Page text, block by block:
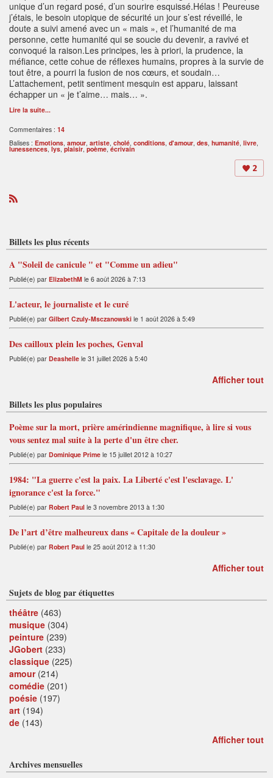
unique d’un regard posé, d’un sourire esquissé.Hélas ! Peureuse
j’étais, le besoin utopique de sécurité un jour s’est réveillé, le
doute a suivi amené avec un « mais », et l’humanité de ma
personne, cette humanité qui se soucie du devenir, a ravivé et
convoqué la raison.Les principes, les à priori, la prudence, la
méfiance, cette cohue de réflexes humains, propres à la survie de
tout être, a pourri la fusion de nos cœurs, et soudain…
L’attachement, petit sentiment mesquin est apparu, laissant
échapper un « je t’aime… mais… ».
Lire la suite...
Commentaires : 14
Balises : Emotions, amour, artiste, cholé, conditions, d'amour, des, humanité, livre,
lunessences, lys, plaisir, poème, écrivain
2
R
Billets les plus récents
A "Soleil de canicule " et "Comme un adieu"
Publié(e) par ElizabethM le 6 août 2026 à 7:13
L'acteur, le journaliste et le curé
Publié(e) par Gilbert Czuly-Msczanowski le 1 août 2026 à 5:49
Des cailloux plein les poches, Genval
Publié(e) par Deashelle le 31 juillet 2026 à 5:40
Afficher tout
Billets les plus populaires
Poème sur la mort, prière amérindienne magnifique, à lire si vous
vous sentez mal suite à la perte d'un être cher.
Publié(e) par Dominique Prime le 15 juillet 2012 à 10:27
1984: "La guerre c'est la paix. La Liberté c'est l'esclavage. L'
ignorance c'est la force."
Publié(e) par Robert Paul le 3 novembre 2013 à 1:30
De l’art d’être malheureux dans « Capitale de la douleur »
Publié(e) par Robert Paul le 25 août 2012 à 11:30
Afficher tout
Sujets de blog par étiquettes
théâtre (463)
musique (304)
peinture (239)
JGobert (233)
classique (225)
amour(214)
comédie (201)
poésie (197)
art (194)
de (143)
Afficher tout
Archives mensuelles